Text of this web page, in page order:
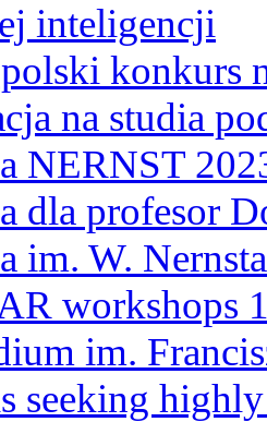
inteligencji
konkurs
na studia
NERNST
dla profesor
im. W.
workshops
im.
seeking